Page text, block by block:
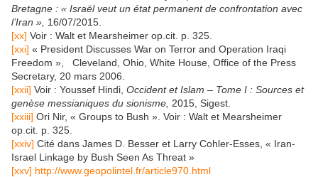
Bretagne : « Israël veut un état permanent de confrontation avec
l’Iran », 16/07/2015.
[xx] Voir : Walt et Mearsheimer op.cit. p. 325.
[xxi] « President Discusses War on Terror and Operation Iraqi
Freedom », Cleveland, Ohio, White House, Office of the Press
Secretary, 20 mars 2006.
[xxii] Voir : Youssef Hindi, Occident et Islam – Tome I : Sources et
genèse messianiques du sionisme, 2015, Sigest.
[xxiii] Ori Nir, « Groups to Bush ». Voir : Walt et Mearsheimer
op.cit. p. 325.
[xxiv] Cité dans James D. Besser et Larry Cohler-Esses, « Iran-
Israel Linkage by Bush Seen As Threat »
[xxv] http://www.geopolintel.fr/article970.html